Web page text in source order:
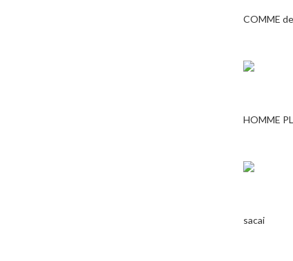
COMME
HOMME
sacai